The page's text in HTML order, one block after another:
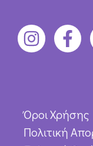
Όροι Χρήσης
Πολιτική